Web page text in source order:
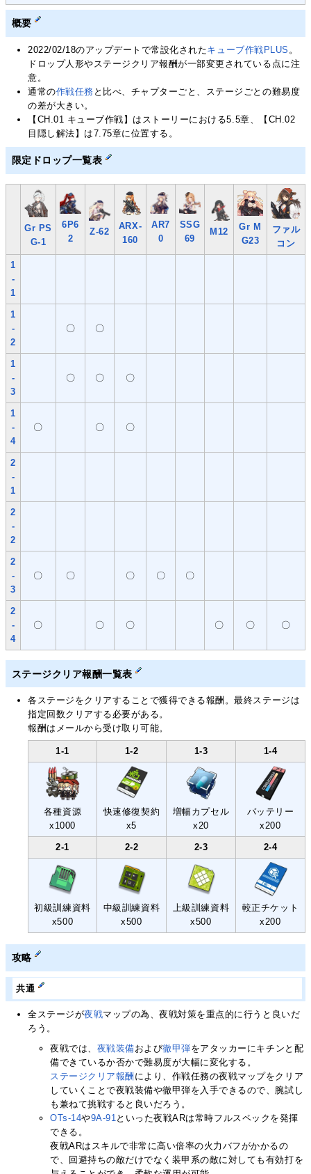
概要
2022/02/18のアップデートで常設化されたキューブ作戦PLUS 。
ドロップ人形やステージクリア報酬が一部変更されている点に注
意。
通常の作戦任務 と比べ、チャプターごと、ステージごとの難易度
の差が大きい。
【CH.01 キューブ作戦】はストーリーにおける5.5章、【CH.02
目隠し解法】は7.75章に位置する。
限定ドロップ一覧表
Gr PS
G-1
6P6
2
Z-62
ARX-
160
AR7
0
SSG
69
M12
Gr M
G23
ファル
コン
1
-
1
1
-
2
〇 〇
1
-
3
〇 〇 〇
1
-
4
〇 〇 〇
2
-
1
2
-
2
2
-
3
〇 〇 〇 〇 〇
2
-
4
〇 〇 〇 〇 〇 〇
ステージクリア報酬一覧表
各ステージをクリアすることで獲得できる報酬。最終ステージは
指定回数クリアする必要がある。
報酬はメールから受け取り可能。
1-1 1-2 1-3 1-4
各種資源
x1000
快速修復契約
x5
増幅カプセル
x20
バッテリー
x200
2-1 2-2 2-3 2-4
初級訓練資料
x500
中級訓練資料
x500
上級訓練資料
x500
較正チケット
x200
攻略
共通
全ステージが夜戦マップの為、夜戦対策を重点的に行うと良いだ
ろう。
夜戦では、 夜戦装備および徹甲弾をアタッカーにキチンと配
備できているか否かで難易度が大幅に変化する。
ステージクリア報酬 により、作戦任務の夜戦マップをクリア
していくことで夜戦装備や徹甲弾を入手できるので、腕試し
も兼ねて挑戦すると良いだろう。
OTs-14や9A-91といった夜戦ARは常時フルスペックを発揮
できる。
夜戦ARはスキルで非常に高い倍率の火力バフがかかるの
で、回避持ちの敵だけでなく装甲系の敵に対しても有効打を